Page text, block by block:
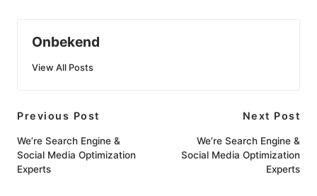
Onbekend
View All Posts
Post
navigation
Previous Post
We’re Search Engine &
Social Media Optimization
Experts
Next Post
We’re Search Engine &
Social Media Optimization
Experts